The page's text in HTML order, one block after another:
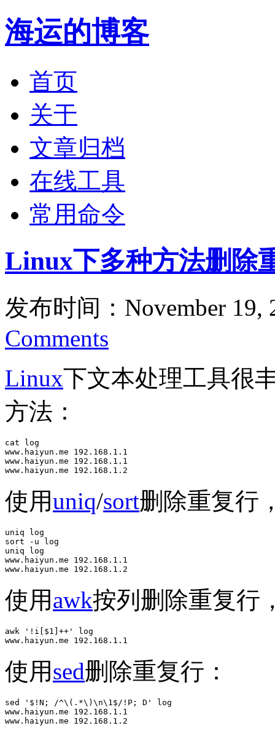
海运的博客
首页
关于
文章归档
在线工具
常用命令
Linux下多种方法删除
发布时间：November 19,
Comments
Linux下文本处理工具很
方法：
cat log
www.haiyun.me 192.168.1.1
www.haiyun.me 192.168.1.1
www.haiyun.me 192.168.1.2
使用uniq/sort删除重复行
uniq log
sort -u log
uniq log
www.haiyun.me 192.168.1.1
www.haiyun.me 192.168.1.2
使用awk按列删除重复行
awk '!i[$1]++' log
www.haiyun.me 192.168.1.1
使用sed删除重复行：
sed '$!N; /^\(.*\)\n\1$/!P; D' log
www.haiyun.me 192.168.1.1
www.haiyun.me 192.168.1.2